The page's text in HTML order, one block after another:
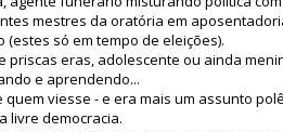
mestres da oratória em
só em tempo de eleições).
priscas eras, adolescente ou ainda
e aprendendo...
viesse - e era mais um assunto
livre democracia.